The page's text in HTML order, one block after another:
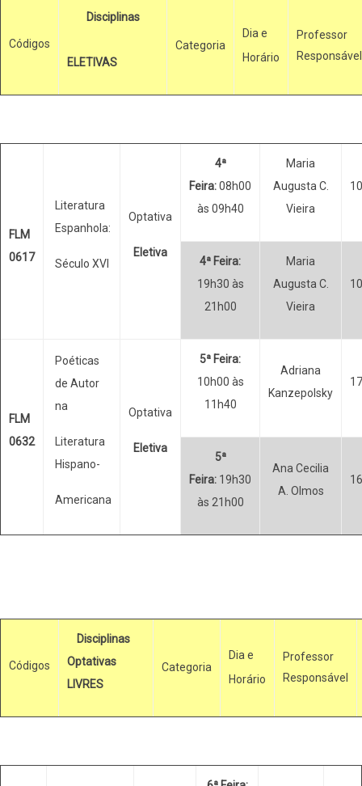
Códigos
Disciplinas
ELETIVAS
Categoria
Dia e
Horário
Professor
Responsável
FLM
0617
Literatura
Espanhola:
Século XVI
Optativa
Eletiva
4ª
Feira:08h00
às 09h40
Maria
Augusta C.
Vieira
4ª Feira:
19h30 às
21h00
Maria
Augusta C.
Vieira
FLM
0632
Poéticas
de Autor
na
Literatura
Hispano-
Americana
Optativa
Eletiva
5ª Feira:
10h00 às
11h40
Adriana
Kanzepolsky
5ª
Feira: 19h30
às 21h00
Ana Cecilia
A. Olmos
Códigos
Disciplinas
Optativas
LIVRES
Categoria
Dia e
Horário
Professor
Responsável